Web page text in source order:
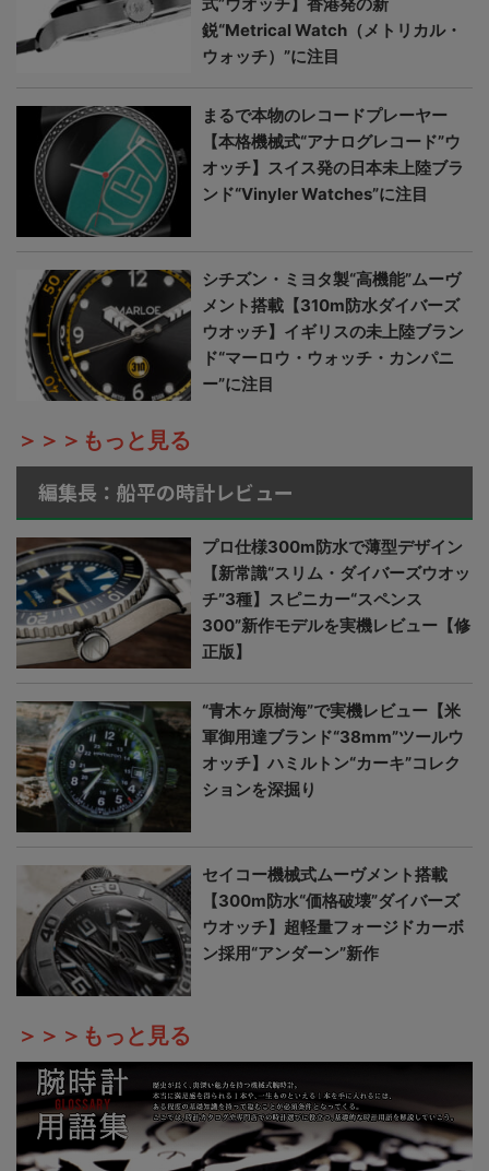
鋭“Metrical Watch（メトリカル・
ウォッチ）”に注目
まるで本物のレコードプレーヤー
【本格機械式“アナログレコード”ウ
オッチ】スイス発の日本未上陸ブラ
ンド“Vinyler Watches”に注目
シチズン・ミヨタ製“高機能”ムーヴ
メント搭載【310m防水ダイバーズ
ウオッチ】イギリスの未上陸ブラン
ド“マーロウ・ウォッチ・カンパニ
ー”に注目
＞＞＞もっと見る
編集長：船平の時計レビュー
プロ仕様300m防水で薄型デザイン
【新常識“スリム・ダイバーズウオッ
チ”3種】スピニカー“スペンス
300”新作モデルを実機レビュー【修
正版】
“青木ヶ原樹海”で実機レビュー【米
軍御用達ブランド“38mm”ツールウ
オッチ】ハミルトン“カーキ”コレク
ションを深掘り
セイコー機械式ムーヴメント搭載
【300m防水“価格破壊”ダイバーズ
ウオッチ】超軽量フォージドカーボ
ン採用“アンダーン”新作
＞＞＞もっと見る